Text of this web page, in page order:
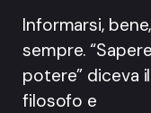
Informarsi, bene,
sempre.
potere” diceva il
filosofo e